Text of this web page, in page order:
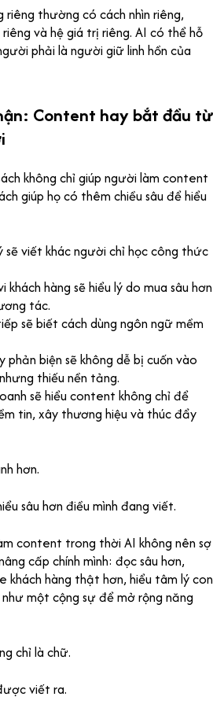
thường có cách nhìn riêng,
và hệ giá trị riêng. AI có thể hỗ
phải là người giữ linh hồn của
Content hay bắt đầu từ
không chỉ giúp người làm content
giúp họ có thêm chiều sâu để hiểu
viết khác người chỉ học công thức
hàng sẽ hiểu lý do mua sâu hơn
tác.
sẽ biết cách dùng ngôn ngữ mềm
biện sẽ không dễ bị cuốn vào
thiếu nền tảng.
sẽ hiểu content không chỉ để
tin, xây thương hiệu và thúc đẩy
hơn.
sâu hơn điều mình đang viết.
content trong thời AI không nên sợ
cấp chính mình: đọc sâu hơn,
khách hàng thật hơn, hiểu tâm lý con
một cộng sự để mở rộng năng
chỉ là chữ.
viết ra.